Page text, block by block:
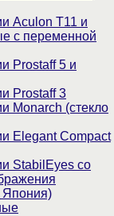
Aculon T11 и
с переменной
Prostaff 5 и
Prostaff 3
Monarch (стекло
Elegant Compact
StabilEyes со